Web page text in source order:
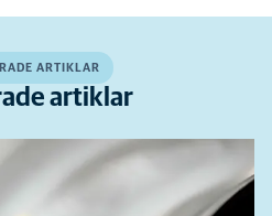
ARTIKLAR
artiklar